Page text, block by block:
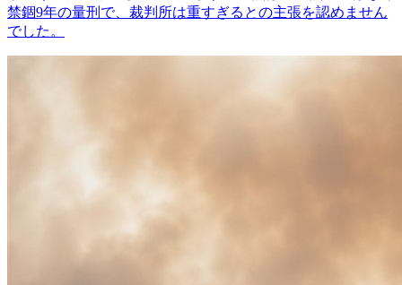
禁錮9年の量刑で、裁判所は重すぎるとの主張を認めません
でした。